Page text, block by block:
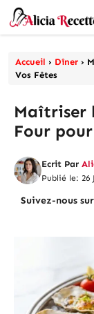
Aller
au
Accueil › Dîner ›
Vos Fêtes
Maîtriser
Four
Ecrit Par
Publié le: 26
Suivez-nous sur